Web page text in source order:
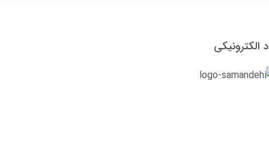
الکترونیکی